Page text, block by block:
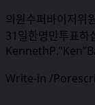
의원수퍼바이저위
31일한명만투표
Write-in /